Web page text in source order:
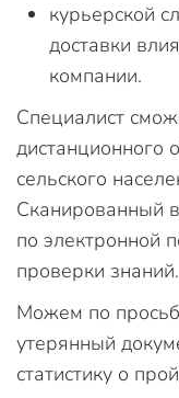
курьерской
доставки
компании.
Специалист
дистанционного
сельского
Сканированный
по электронной
проверки знаний.
Можем по
утерянный
статистику о